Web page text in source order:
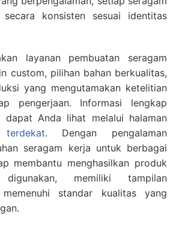
konsisten sesuai identitas
layanan pembuatan seragam
custom, pilihan bahan berkualitas,
yang mengutamakan ketelitian
pengerjaan. Informasi lengkap
dapat Anda lihat melalui halaman
. Dengan pengalaman
seragam kerja untuk berbagai
membantu menghasilkan produk
memiliki tampilan
standar kualitas yang